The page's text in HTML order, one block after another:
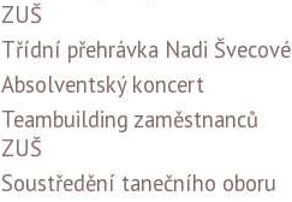
ZUŠ
Třídní přehrávka Nadi Švecové
Absolventský koncert
Teambuilding zaměstnanců
ZUŠ
Soustředění tanečního oboru